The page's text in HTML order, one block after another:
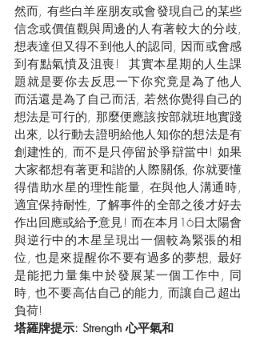
然而, 有些白羊座朋友或會發現自己的某些
信念或價值觀與周邊的人有著較大的分歧,
想表達但又得不到他人的認同, 因而或會感
到有點氣憤及沮喪!  其實本星期的人生課
題就是要你去反思一下你究竟是為了他人
而活還是為了自己而活, 若然你覺得自己的
想法是可行的, 那麼便應該按部就班地實踐
出來, 以行動去證明給他人知你的想法是有
創建性的, 而不是只停留於爭辯當中! 如果
大家都想有著更和諧的人際關係, 你就要懂
得借助水星的理性能量, 在與他人溝通時,
適宜保持耐性, 了解事件的全部之後才好去
作出回應或給予意見! 而在本月16日太陽會
與逆行中的木星呈現出一個較為緊張的相
位, 也是來提醒你不要有過多的夢想, 最好
是能把力量集中於發展某一個工作中, 同
時, 也不要高估自己的能力, 而讓自己超出
負荷!
塔羅牌提示: Strength 心平氣和